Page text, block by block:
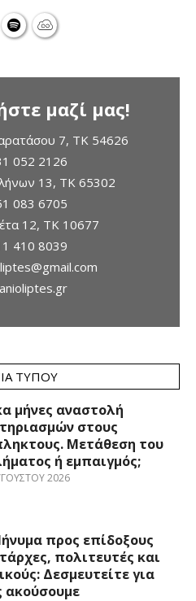
μαζί μας!
7, TK 54626
052 2126
13, ΤΚ 65302
083 6705
12, ΤΚ 10677
410 8039
ΤΎΠΟΥ
μήνες αναστολή
στους
Μετάθεση του
ή εμπαιγμός;
2026
προς επίδοξους
πολιτευτές και
Δεσμευτείτε για
ακούσουμε